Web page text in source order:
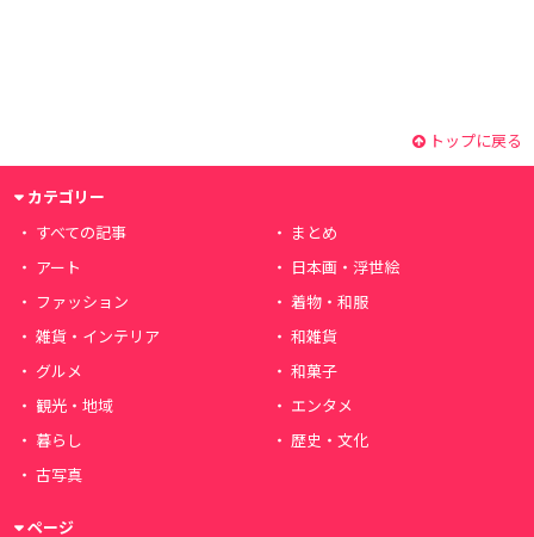
トップに戻る
カテゴリー
すべての記事
まとめ
アート
日本画・浮世絵
ファッション
着物・和服
雑貨・インテリア
和雑貨
グルメ
和菓子
観光・地域
エンタメ
暮らし
歴史・文化
古写真
ページ